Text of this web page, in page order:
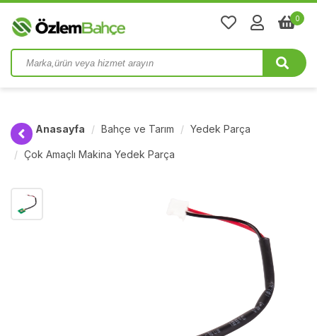
0
Anasayfa Bahçe ve Tarım Yedek Parça
Çok Amaçlı Makina Yedek Parça